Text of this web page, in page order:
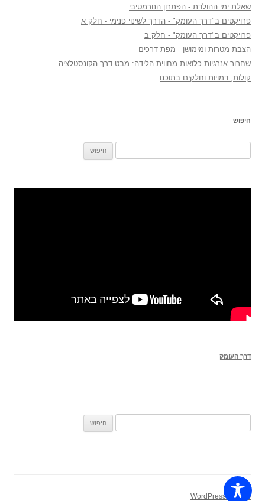
שאלת ימי ההולדת - הפתרון הנורמטיבי
פרויקטים ב"דרך העומק" - הדרך לשינוי פנימי - חלק א
פרויקטים ב"דרך העומק" - חלק ב
הצבת מטרות ומימושן - מפת דרכים
שחרור אנרגיות כלואות מחווית הלידה: מבט דרך הקונסטלציה
קולות, דמויות וחלקים בתוכנו
חיפוש
דרך העומק
פועל על WordPress